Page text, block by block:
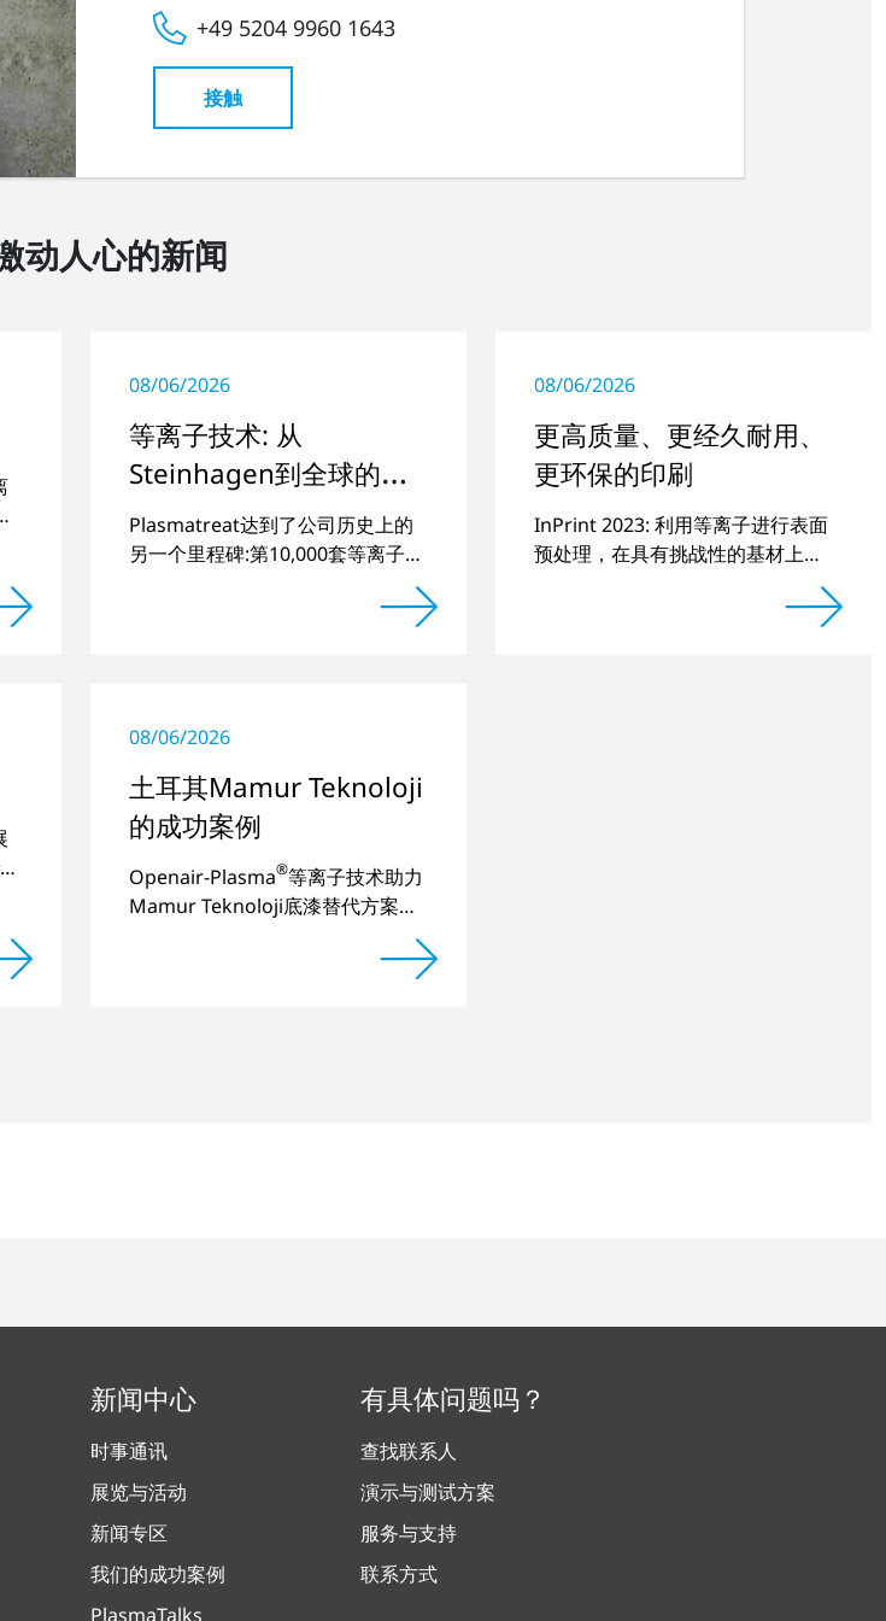
+49 5204 9960 1643
接触
动人心的新闻
08/06/2026
等离子技术: 从
Steinhagen到全球的旅
程
Plasmatreat达到了公司历史上的
另一个里程碑:第10,000套等离子系
08/06/2026
更高质量、更经久耐用、
更环保的印刷
InPrint 2023: 利用等离子进行表面
预处理，在具有挑战性的基材上印
08/06/2026
土耳其Mamur Teknoloji
的成功案例
Openair-Plasma®等离子技术助力
Mamur Teknoloji底漆替代方案，
新闻中心
时事通讯
展览与活动
新闻专区
我们的成功案例
PlasmaTalks
有具体问题吗？
查找联系人
演示与测试方案
服务与支持
联系方式